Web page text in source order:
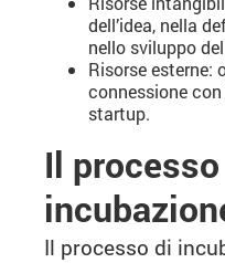
dell’idea, nella
nello sviluppo
Risorse esterne:
connessione
startup.
Il
Il processo di